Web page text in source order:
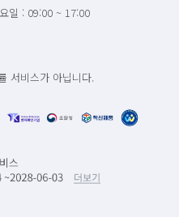
일 : 09:00 ~ 17:00
서비스가 아닙니다.